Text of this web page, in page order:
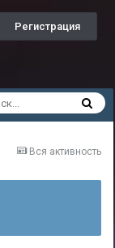
Регистрация
Вся активность